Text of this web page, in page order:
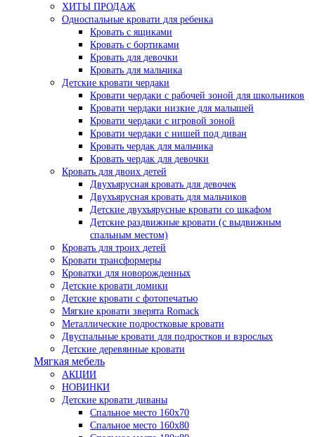
ХИТЫ ПРОДАЖ
Односпальные кровати для ребенка
Кровать с ящиками
Кровать с бортиками
Кровать для девочки
Кровать для мальчика
Детские кровати чердаки
Кровати чердаки с рабочей зоной для школьников
Кровати чердаки низкие для малышей
Кровати чердаки с игровой зоной
Кровати чердаки с нишей под диван
Кровать чердак для мальчика
Кровать чердак для девочки
Кровать для двоих детей
Двухъярусная кровать для девочек
Двухъярусная кровать для мальчиков
Детские двухъярусные кровати со шкафом
Детские раздвижные кровати (с выдвижным
спальным местом)
Кровать для троих детей
Кровати трансформеры
Кроватки для новорожденных
Детские кровати домики
Детские кровати с фотопечатью
Мягкие кровати зверята Romack
Металлические подростковые кровати
Двуспальные кровати для подростков и взрослых
Детские деревянные кровати
Мягкая мебель
АКЦИИ
НОВИНКИ
Детские кровати диваны
Спальное место 160х70
Спальное место 160х80